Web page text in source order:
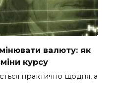
валюту: як
курсу
практично щодня, а